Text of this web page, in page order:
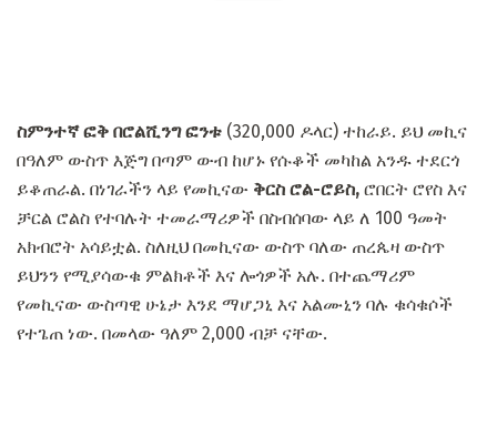
ስምንተኛ ፎቅ በሮልሺንግ ፎንቱ (320,000 ዶላር) ተከራይ. ይህ መኪና
በዓለም ውስጥ እጅግ በጣም ውብ ከሆኑ የሱቆች መካከል አንዱ ተደርጎ
ይቆጠራል. በነገራችን ላይ የመኪናው ቅርስ ሮል-ሮይስ, ሮበርት ሮየስ እና
ቻርል ሮልስ የተባሉት ተመራማሪዎች በስብሰባው ላይ ለ 100 ዓመት
አክብሮት አሳይቷል. ስለዚህ በመኪናው ውስጥ ባለው ጠረጴዛ ውስጥ
ይህንን የሚያሳውቁ ምልክቶች እና ሎጎዎች አሉ. በተጨማሪም
የመኪናው ውስጣዊ ሁኔታ እንደ ማሆጋኒ እና አልሙኒን ባሉ ቁሳቁሶች
የተጌጠ ነው. በመላው ዓለም 2,000 ብቻ ናቸው.